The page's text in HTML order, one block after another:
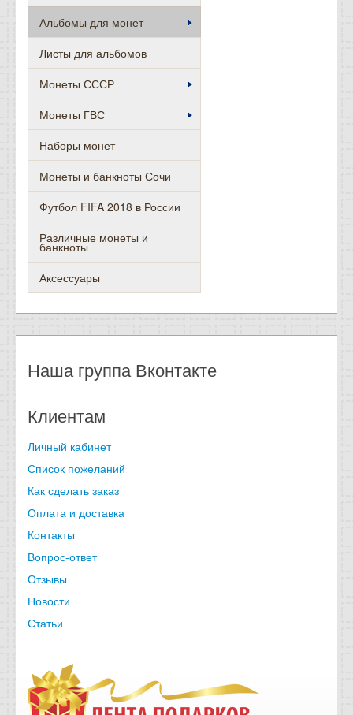
Альбомы для монет
Листы для альбомов
Монеты СССР
Монеты ГВС
Наборы монет
Монеты и банкноты Сочи
Футбол FIFA 2018 в России
Различные монеты и
банкноты
Аксессуары
Наша группа Вконтакте
Клиентам
Личный кабинет
Список пожеланий
Как сделать заказ
Оплата и доставка
Контакты
Вопрос-ответ
Отзывы
Новости
Статьи